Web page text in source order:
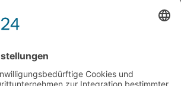
-Langfristige Instandhaltungsplanung -